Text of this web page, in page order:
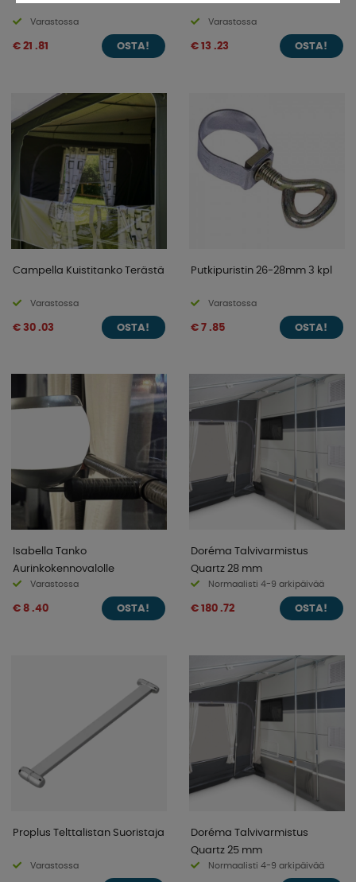
Varastossa
€ 21 .81 OSTA!
Varastossa
€ 13 .23 OSTA!
Campella Kuistitanko Terästä
Varastossa
€ 30 .03 OSTA!
Putkipuristin 26-28mm 3 kpl
Varastossa
€ 7 .85 OSTA!
Isabella Tanko
Aurinkokennovalolle
Varastossa
€ 8 .40 OSTA!
Doréma Talvivarmistus
Quartz 28 mm
Normaalisti 4-9 arkipäivää
€ 180 .72 OSTA!
Proplus Telttalistan Suoristaja
Varastossa
Doréma Talvivarmistus
Quartz 25 mm
Normaalisti 4-9 arkipäivää